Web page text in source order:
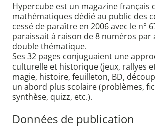
Hypercube est un magazine français
mathématiques dédié au public des
cessé de paraître en 2006 avec le n°
paraissait à raison de 8 numéros par
double thématique.
Ses 32 pages conjuguaient une
culturelle et historique (jeux, rallyes
magie, histoire, feuilleton, BD,
un abord plus scolaire (problèmes,
synthèse, quizz, etc.).
Données de publication